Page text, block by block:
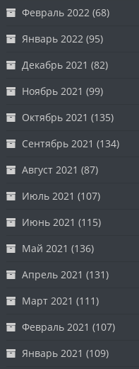
Февраль 2022 (68)
Январь 2022 (95)
Декабрь 2021 (82)
Ноябрь 2021 (99)
Октябрь 2021 (135)
Сентябрь 2021 (134)
Август 2021 (87)
Июль 2021 (107)
Июнь 2021 (115)
Май 2021 (136)
Апрель 2021 (131)
Март 2021 (111)
Февраль 2021 (107)
Январь 2021 (109)